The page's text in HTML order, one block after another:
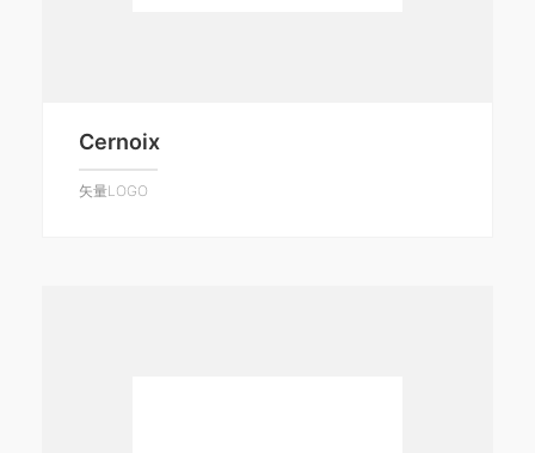
Cernoix
矢量LOGO